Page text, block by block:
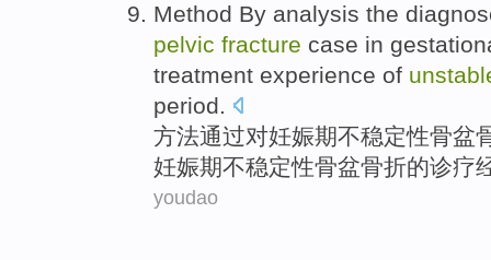
Method By analysis the
pelvic fracture case in
treatment experience of
period.
方法通过对妊娠期不稳定性骨盆
妊娠期不稳定性骨盆骨折的诊疗
youdao